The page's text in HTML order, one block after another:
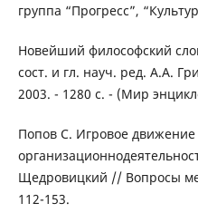
группа “Прогресс”,
Новейший философский
сост. и гл. науч. ред. А.А.
2003. - 1280 с. - (Мир
Попов С. Игровое движение
Щедровицкий // Вопросы
112-153.